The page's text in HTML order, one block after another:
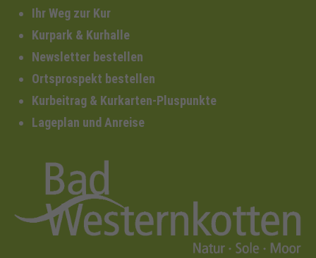
Ihr Weg zur Kur
Kurpark & Kurhalle
Newsletter bestellen
Ortsprospekt bestellen
Kurbeitrag & Kurkarten-Pluspunkte
Lageplan und Anreise